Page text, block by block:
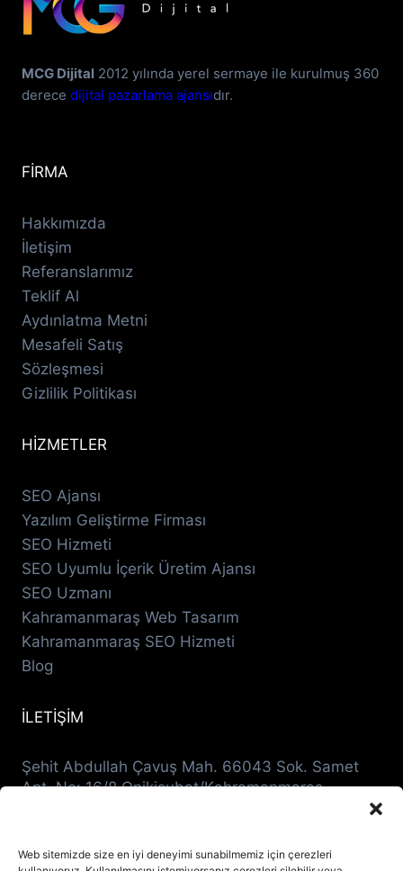
Web sitemizde size en iyi deneyimi sunabilmemiz için çerezleri
MCG Dijital 2012 yılında yerel sermaye ile kurulmuş 360
derece dijital pazarlama ajansıdır.
FİRMA
Hakkımızda
İletişim
Referanslarımız
Teklif Al
Aydınlatma Metni
Mesafeli Satış
Sözleşmesi
Gizlilik Politikası
HİZMETLER
SEO Ajansı
Yazılım Geliştirme Firması
SEO Hizmeti
SEO Uyumlu İçerik Üretim Ajansı
SEO Uzmanı
Kahramanmaraş Web Tasarım
Kahramanmaraş SEO Hizmeti
Blog
İLETİŞİM
Şehit Abdullah Çavuş Mah. 66043 Sok. Samet
Apt. No: 16/8 Onikişubat/Kahramanmaraş
destek@mcgdijital.com